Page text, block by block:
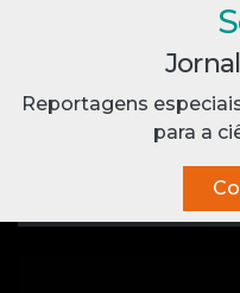
Reportagens
para a